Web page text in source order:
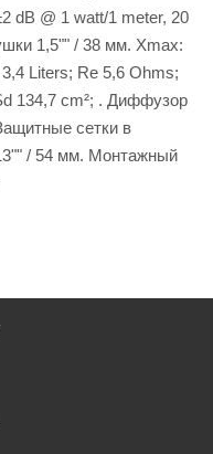
dB @ 1 watt/1 meter, 20
1,5"" / 38 мм. Xmax:
Liters; Re 5,6 Ohms;
134,7 cm²; . Диффузор
сетки в
/ 54 мм. Монтажный